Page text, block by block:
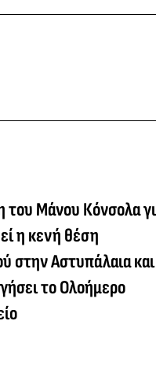
Μάνου Κόνσολα
η κενή θέση
στην Αστυπάλαια και
το Ολοήμερο